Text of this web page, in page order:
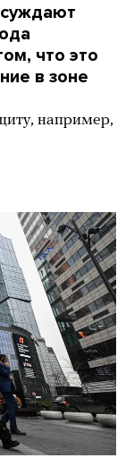
что это
в зоне
например,